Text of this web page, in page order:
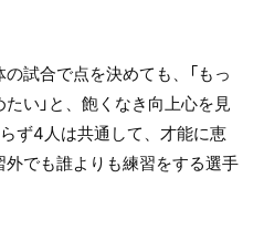
試合で点を決めても、「もっ
い」と、飽くなき向上心を見
ず4人は共通して、才能に恵
でも誰よりも練習をする選手